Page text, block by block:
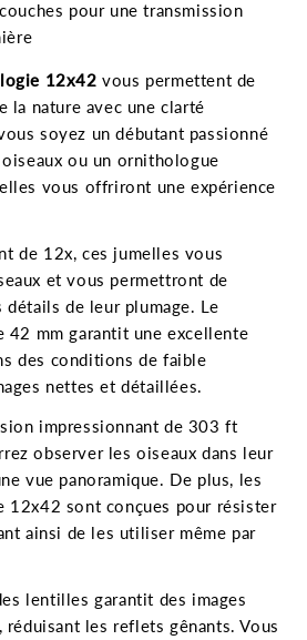
pour une transmission
12x42 vous permettent de
la nature avec une clarté
soyez un débutant passionné
ou un ornithologue
vous offriront une expérience
de 12x, ces jumelles vous
et vous permettront de
de leur plumage. Le
42 mm garantit une excellente
des conditions de faible
nettes et détaillées.
impressionnant de 303 ft
observer les oiseaux dans leur
vue panoramique. De plus, les
12x42 sont conçues pour résister
ainsi de les utiliser même par
lentilles garantit des images
les reflets gênants. Vous